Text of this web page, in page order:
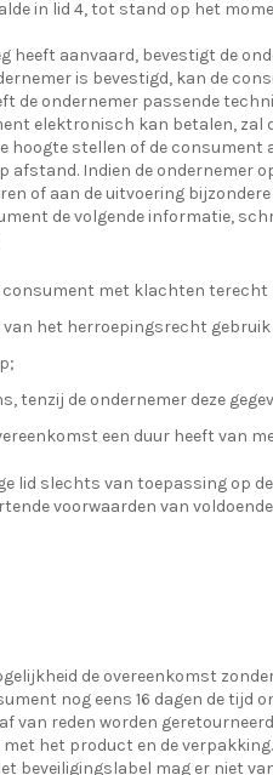
in lid 4, tot stand op het
aanvaard, bevestigt de
is bevestigd, kan de
ondernemer passende
elektronisch kan betalen,
hoogte stellen of de
Indien de ondernemer
of aan de uitvoering
de volgende informatie,
consument met klachten terecht
het herroepingsrecht
tenzij de ondernemer deze
een duur heeft van
lid slechts van toepassing op
voorwaarden van
de overeenkomst
nog eens 16 dagen de
van reden worden
het product en de
beveiligingslabel mag er niet